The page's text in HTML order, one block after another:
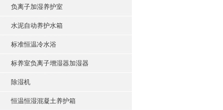
负离子加湿养护室
水泥自动养护水箱
标准恒温冷水浴
标养室负离子增湿器加湿器
除湿机
恒温恒湿混凝土养护箱